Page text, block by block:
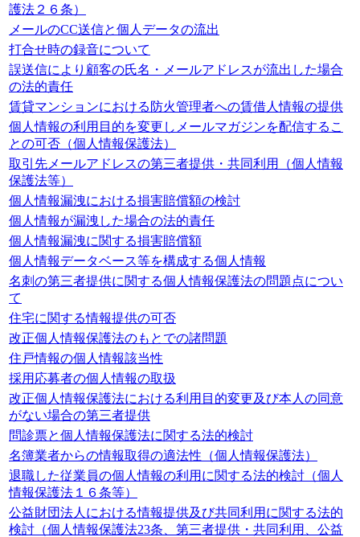
護法２６条）
メールのCC送信と個人データの流出
打合せ時の録音について
誤送信により顧客の氏名・メールアドレスが流出した場合
の法的責任
賃貸マンションにおける防火管理者への賃借人情報の提供
個人情報の利用目的を変更しメールマガジンを配信するこ
との可否（個人情報保護法）
取引先メールアドレスの第三者提供・共同利用（個人情報
保護法等）
個人情報漏洩における損害賠償額の検討
個人情報が漏洩した場合の法的責任
個人情報漏洩に関する損害賠償額
個人情報データベース等を構成する個人情報
名刺の第三者提供に関する個人情報保護法の問題点につい
て
住宅に関する情報提供の可否
改正個人情報保護法のもとでの諸問題
住戸情報の個人情報該当性
採用応募者の個人情報の取扱
改正個人情報保護法における利用目的変更及び本人の同意
がない場合の第三者提供
問診票と個人情報保護法に関する法的検討
名簿業者からの情報取得の適法性（個人情報保護法）
退職した従業員の個人情報の利用に関する法的検討（個人
情報保護法１６条等）
公益財団法人における情報提供及び共同利用に関する法的
検討（個人情報保護法23条、第三者提供・共同利用、公益